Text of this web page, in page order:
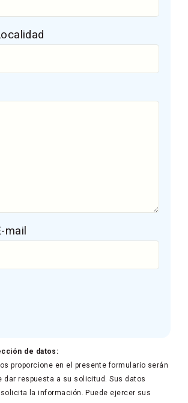
mail
de datos:
proporcione en el presente formulario serán
dar respuesta a su solicitud. Sus datos
la información. Puede ejercer sus